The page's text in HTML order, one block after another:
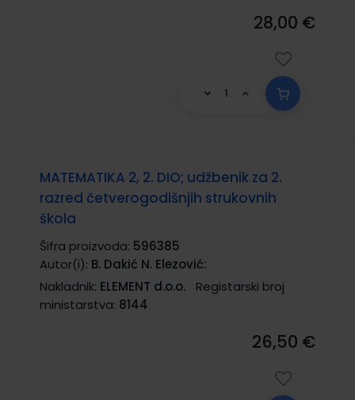
28,00 €
MATEMATIKA 2, 2. DIO; udžbenik za 2.
razred četverogodišnjih strukovnih
škola
Šifra proizvoda: 596385
Autor(i): B. Dakić N. Elezović:
Nakladnik: ELEMENT d.o.o.
Registarski broj
ministarstva: 8144
26,50 €